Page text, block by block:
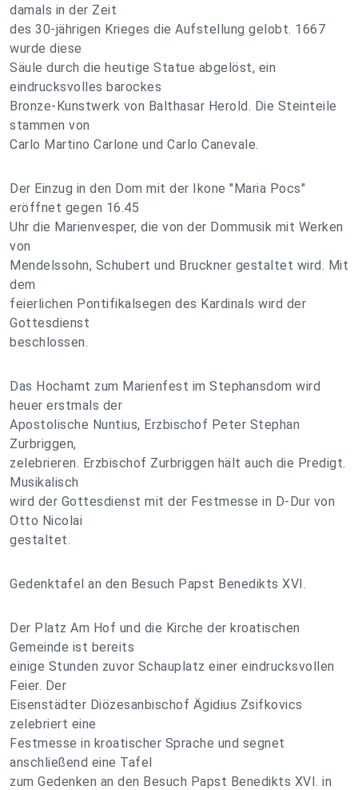
damals in der Zeit
des 30-jährigen Krieges die Aufstellung gelobt. 1667
wurde diese
Säule durch die heutige Statue abgelöst, ein
eindrucksvolles barockes
Bronze-Kunstwerk von Balthasar Herold. Die Steinteile
stammen von
Carlo Martino Carlone und Carlo Canevale.
Der Einzug in den Dom mit der Ikone "Maria Pocs"
eröffnet gegen 16.45
Uhr die Marienvesper, die von der Dommusik mit Werken
von
Mendelssohn, Schubert und Bruckner gestaltet wird. Mit
dem
feierlichen Pontifikalsegen des Kardinals wird der
Gottesdienst
beschlossen.
Das Hochamt zum Marienfest im Stephansdom wird
heuer erstmals der
Apostolische Nuntius, Erzbischof Peter Stephan
Zurbriggen,
zelebrieren. Erzbischof Zurbriggen hält auch die Predigt.
Musikalisch
wird der Gottesdienst mit der Festmesse in D-Dur von
Otto Nicolai
gestaltet.
Gedenktafel an den Besuch Papst Benedikts XVI.
Der Platz Am Hof und die Kirche der kroatischen
Gemeinde ist bereits
einige Stunden zuvor Schauplatz einer eindrucksvollen
Feier. Der
Eisenstädter Diözesanbischof Ägidius Zsifkovics
zelebriert eine
Festmesse in kroatischer Sprache und segnet
anschließend eine Tafel
zum Gedenken an den Besuch Papst Benedikts XVI. in